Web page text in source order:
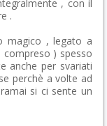
, con il
.
magico , legato a
) spesso
anche per svariati
perchè a volte ad
si ci sente un